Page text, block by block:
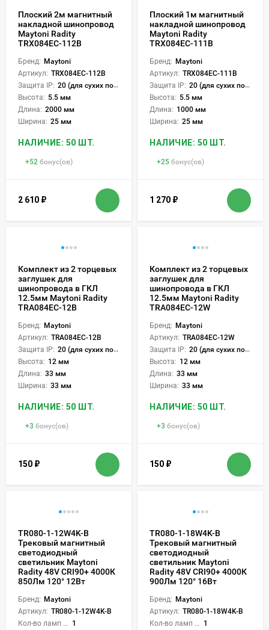
Плоский 2м магнитный
накладной шинопровод
Maytoni Radity
TRX084EC-112B
Бренд: Maytoni
Артикул: TRX084EC-112B
Защита IP: 20 (для сухих пом.)
Высота: 5.5 мм
Длина: 2000 мм
Ширина: 25 мм
НАЛИЧИЕ: 50 ШТ.
+52 бонус(ов)
2 610 ₽
Плоский 1м магнитный
накладной шинопровод
Maytoni Radity
TRX084EC-111B
Бренд: Maytoni
Артикул: TRX084EC-111B
Защита IP: 20 (для сухих пом.)
Высота: 5.5 мм
Длина: 1000 мм
Ширина: 25 мм
НАЛИЧИЕ: 50 ШТ.
+25 бонус(ов)
1 270 ₽
Комплект из 2 торцевых
заглушек для
шинопровода в ГКЛ
12.5мм Maytoni Radity
TRA084EC-12B
Бренд: Maytoni
Артикул: TRA084EC-12B
Защита IP: 20 (для сухих пом.)
Высота: 12 мм
Длина: 33 мм
Ширина: 33 мм
НАЛИЧИЕ: 50 ШТ.
+3 бонус(ов)
150 ₽
Комплект из 2 торцевых
заглушек для
шинопровода в ГКЛ
12.5мм Maytoni Radity
TRA084EC-12W
Бренд: Maytoni
Артикул: TRA084EC-12W
Защита IP: 20 (для сухих пом.)
Высота: 12 мм
Длина: 33 мм
Ширина: 33 мм
НАЛИЧИЕ: 50 ШТ.
+3 бонус(ов)
150 ₽
TR080-1-12W4K-B
Трековый магнитный
светодиодный
светильник Maytoni
Radity 48V CRI90+ 4000К
850Лм 120° 12Вт
Бренд: Maytoni
Артикул: TR080-1-12W4K-B
Кол-во ламп или LED:
1
TR080-1-18W4K-B
Трековый магнитный
светодиодный
светильник Maytoni
Radity 48V CRI90+ 4000К
900Лм 120° 16Вт
Бренд: Maytoni
Артикул: TR080-1-18W4K-B
Кол-во ламп или LED:
1